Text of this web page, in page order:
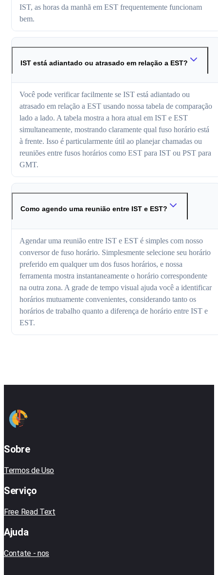
IST, as horas da manhã em EST frequentemente funcionam
bem.
IST está adiantado ou atrasado em relação a EST?
Você pode verificar facilmente se IST está adiantado ou
atrasado em relação a EST usando nossa tabela de comparação
lado a lado. A tabela mostra a hora atual em IST e EST
simultaneamente, mostrando claramente qual fuso horário está
à frente. Isso é particularmente útil ao planejar chamadas ou
reuniões entre fusos horários como EST para IST ou PST para
GMT.
Como agendo uma reunião entre IST e EST?
Agendar uma reunião entre IST e EST é simples com nosso
conversor de fuso horário. Simplesmente selecione seu horário
preferido em qualquer um dos fusos horários, e nossa
ferramenta mostra instantaneamente o horário correspondente
na outra zona. A grade de tempo visual ajuda você a identificar
horários mutuamente convenientes, considerando tanto os
horários de trabalho quanto a diferença de horário entre IST e
EST.
Sobre
Termos de Uso
Serviço
Free Read Text
Ajuda
Contate - nos